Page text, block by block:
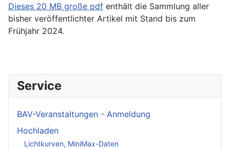
Dieses 20 MB große pdf enthält die Sammlung aller
bisher veröffentlichter Artikel mit Stand bis zum
Frühjahr 2024.
Service
BAV-Veranstaltungen - Anmeldung
Hochladen
Lichtkurven, MiniMax-Daten